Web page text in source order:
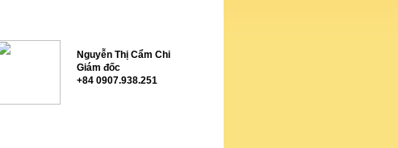
Nguyễn Thị Cẩm Chi
Giám đốc
+84 0907.938.251